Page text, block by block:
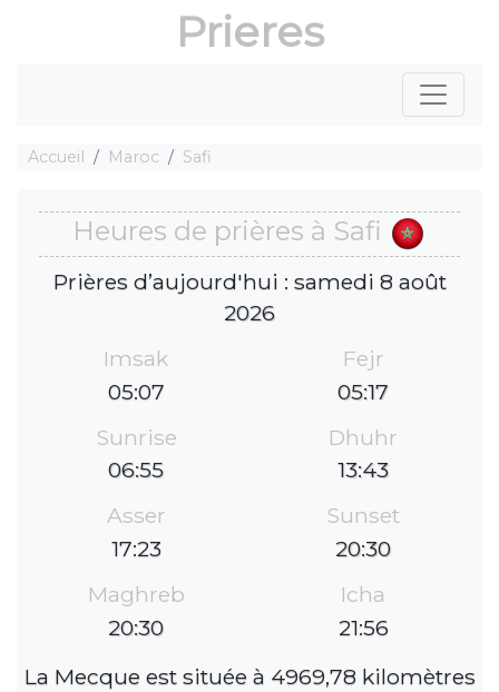
Prieres
Accueil Maroc Safi
Heures de prières à Safi
Prières d’aujourd'hui : samedi 8 août
2026
Imsak
05:07
Fejr
05:17
Sunrise
06:55
Dhuhr
13:43
Asser
17:23
Sunset
20:30
Maghreb
20:30
Icha
21:56
La Mecque est située à 4969,78 kilomètres